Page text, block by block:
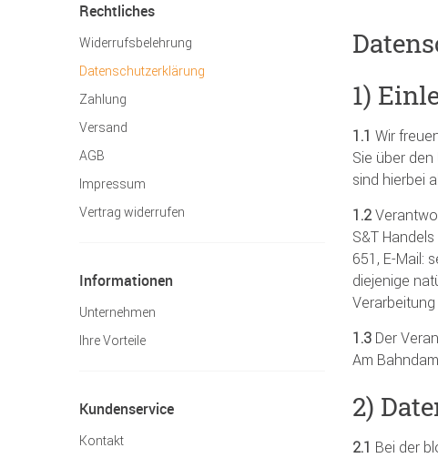
Rechtliches
Widerrufsbelehrung
Datenschutzerklärung
Zahlung
Versand
AGB
Impressum
Vertrag widerrufen
Informationen
Unternehmen
Ihre Vorteile
Kundenservice
Kontakt
1)
1.1 Wir
Sie über
sind hierbei
1.2
S&T
651, E-Mail:
diejenige
1.3 Der
Am
2)
2.1 Bei der